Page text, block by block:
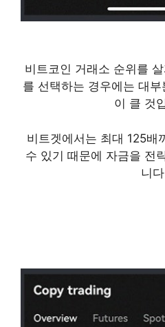
비트코인 거래소 순위를
를 선택하는 경우에는 대
이 클 것
비트겟에서는 최대 125배
수 있기 때문에 자금을 전
니